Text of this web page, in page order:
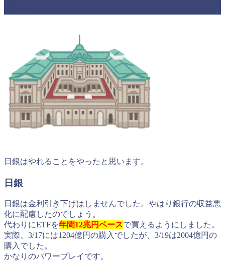
日銀はやれることをやったと思います。
日銀
日銀は金利引き下げはしませんでした。やはり銀行の収益悪
化に配慮したのでしょう。
代わりにETFを年間12兆円ペースで買えるようにしました。
実際、3/17には1204億円の購入でしたが、3/19は2004億円の
購入でした。
かなりのパワープレイです。